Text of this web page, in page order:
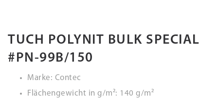
TUCH POLYNIT BULK SPECIAL
#PN-99B/150
Marke: Contec
Flächengewicht in g/m²: 140 g/m²